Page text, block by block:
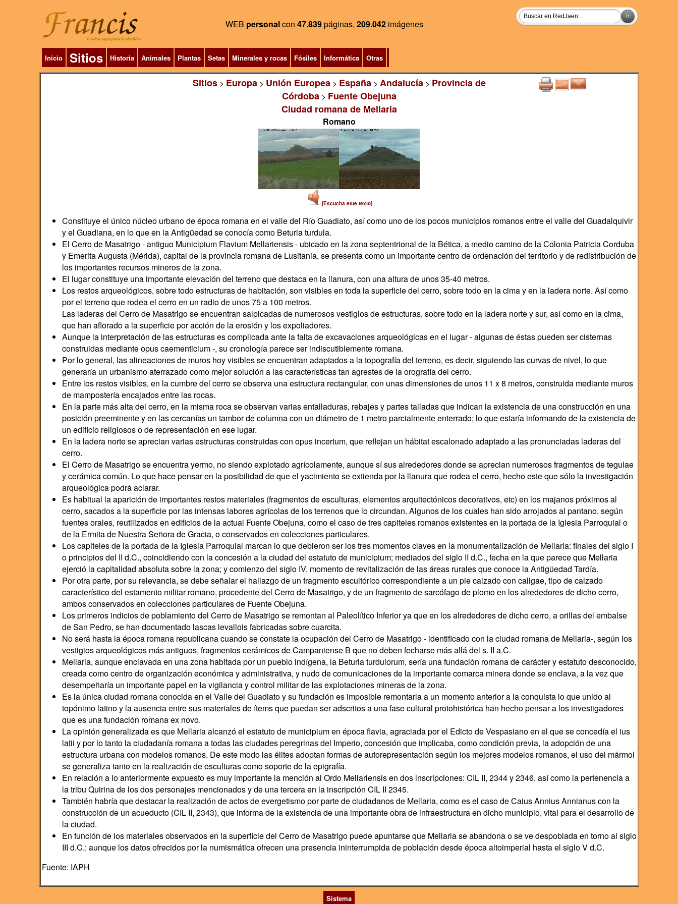
WEB personalcon 47.839páginas, 209.042 imágenes
Inicio Sitios Historia Animales Plantas Setas Minerales y rocas Fósiles Informática Otras
Sitios> Europa> Unión Europea> España> Andalucía> Provincia de
Córdoba> Fuente Obejuna
Ciudad romana de Mellaria
Romano
[Escucha este texto]
Constituye el único núcleo urbano de época romana en el valle del Río Guadiato, así como uno de los pocos municipios romanos entre el valle del Guadalquivir
y el Guadiana, en lo que en la Antigüedad se conocía como Beturia turdula.
El Cerro de Masatrigo - antiguo Municipium Flavium Mellariensis - ubicado en la zona septentrional de la Bética, a medio camino de la Colonia Patricia Corduba
y Emerita Augusta (Mérida), capital de la provincia romana de Lusitania, se presenta como un importante centro de ordenación del territorio y de redistribución de
los importantes recursos mineros de la zona.
El lugar constituye una importante elevación del terreno que destaca en la llanura, con una altura de unos 35-40 metros.
Los restos arqueológicos, sobre todo estructuras de habitación, son visibles en toda la superficie del cerro, sobre todo en la cima y en la ladera norte. Así como
por el terreno que rodea el cerro en un radio de unos 75 a 100 metros.
Las laderas del Cerro de Masatrigo se encuentran salpicadas de numerosos vestigios de estructuras, sobre todo en la ladera norte y sur, así como en la cima,
que han aflorado a la superficie por acción de la erosión y los expoliadores.
Aunque la interpretación de las estructuras es complicada ante la falta de excavaciones arqueológicas en el lugar - algunas de éstas pueden ser cisternas
construidas mediante opus caementicium -, su cronología parece ser indiscutiblemente romana.
Por lo general, las alineaciones de muros hoy visibles se encuentran adaptados a la topografía del terreno, es decir, siguiendo las curvas de nivel, lo que
generaría un urbanismo aterrazado como mejor solución a las características tan agrestes de la orografía del cerro.
Entre los restos visibles, en la cumbre del cerro se observa una estructura rectangular, con unas dimensiones de unos 11 x 8 metros, construida mediante muros
de mampostería encajados entre las rocas.
En la parte más alta del cerro, en la misma roca se observan varias entalladuras, rebajes y partes talladas que indican la existencia de una construcción en una
posición preeminente y en las cercanías un tambor de columna con un diámetro de 1 metro parcialmente enterrado; lo que estaría informando de la existencia de
un edificio religiosos o de representación en ese lugar.
En la ladera norte se aprecian varias estructuras construidas con opus incertum, que reflejan un hábitat escalonado adaptado a las pronunciadas laderas del
cerro.
El Cerro de Masatrigo se encuentra yermo, no siendo explotado agrícolamente, aunque sí sus alrededores donde se aprecian numerosos fragmentos de tegulae
y cerámica común. Lo que hace pensar en la posibilidad de que el yacimiento se extienda por la llanura que rodea el cerro, hecho este que sólo la investigación
arqueológica podrá aclarar.
Es habitual la aparición de importantes restos materiales (fragmentos de esculturas, elementos arquitectónicos decorativos, etc) en los majanos próximos al
cerro, sacados a la superficie por las intensas labores agrícolas de los terrenos que lo circundan. Algunos de los cuales han sido arrojados al pantano, según
fuentes orales, reutilizados en edificios de la actual Fuente Obejuna, como el caso de tres capiteles romanos existentes en la portada de la Iglesia Parroquial o
de la Ermita de Nuestra Señora de Gracia, o conservados en colecciones particulares.
Los capiteles de la portada de la Iglesia Parroquial marcan lo que debieron ser los tres momentos claves en la monumentalización de Mellaria: finales del siglo I
o principios del II d.C., coincidiendo con la concesión a la ciudad del estatuto de municipium; mediados del siglo II d.C., fecha en la que parece que Mellaria
ejerció la capitalidad absoluta sobre la zona; y comienzo del siglo IV, momento de revitalización de las áreas rurales que conoce la Antigüedad Tardía.
Por otra parte, por su relevancia, se debe señalar el hallazgo de un fragmento escultórico correspondiente a un pie calzado con caligae, tipo de calzado
característico del estamento militar romano, procedente del Cerro de Masatrigo, y de un fragmento de sarcófago de plomo en los alrededores de dicho cerro,
ambos conservados en colecciones particulares de Fuente Obejuna.
Los primeros indicios de poblamiento del Cerro de Masatrigo se remontan al Paleolítico Inferior ya que en los alrededores de dicho cerro, a orillas del embalse
de San Pedro, se han documentado lascas levallois fabricadas sobre cuarcita.
No será hasta la época romana republicana cuando se constate la ocupación del Cerro de Masatrigo - identificado con la ciudad romana de Mellaria-, según los
vestigios arqueológicos más antiguos, fragmentos cerámicos de Campaniense B que no deben fecharse más allá del s. II a.C.
Mellaria, aunque enclavada en una zona habitada por un pueblo indígena, la Beturia turdulorum, sería una fundación romana de carácter y estatuto desconocido,
creada como centro de organización económica y administrativa, y nudo de comunicaciones de la importante comarca minera donde se enclava, a la vez que
desempeñaría un importante papel en la vigilancia y control militar de las explotaciones mineras de la zona.
Es la única ciudad romana conocida en el Valle del Guadiato y su fundación es imposible remontarla a un momento anterior a la conquista lo que unido al
topónimo latino y la ausencia entre sus materiales de ítems que puedan ser adscritos a una fase cultural protohistórica han hecho pensar a los investigadores
que es una fundación romana ex novo.
La opinión generalizada es que Mellaria alcanzó el estatuto de municipium en época flavia, agraciada por el Edicto de Vespasiano en el que se concedía el ius
latii y por lo tanto la ciudadanía romana a todas las ciudades peregrinas del Imperio, concesión que implicaba, como condición previa, la adopción de una
estructura urbana con modelos romanos. De este modo las élites adoptan formas de autorepresentación según los mejores modelos romanos, el uso del mármol
se generaliza tanto en la realización de esculturas como soporte de la epigrafía.
En relación a lo anteriormente expuesto es muy importante la mención al Ordo Mellariensis en dos inscripciones: CIL II, 2344 y 2346, así como la pertenencia a
la tribu Quirina de los dos personajes mencionados y de una tercera en la inscripción CIL II 2345.
También habría que destacar la realización de actos de evergetismo por parte de ciudadanos de Mellaria, como es el caso de Caius Annius Annianus con la
construcción de un acueducto (CIL II, 2343), que informa de la existencia de una importante obra de infraestructura en dicho municipio, vital para el desarrollo de
la ciudad.
En función de los materiales observados en la superficie del Cerro de Masatrigo puede apuntarse que Mellaria se abandona o se ve despoblada en torno al siglo
III d.C.; aunque los datos ofrecidos por la numismática ofrecen una presencia ininterrumpida de población desde época altoimperial hasta el siglo V d.C.
Fuente: IAPH
Sistema